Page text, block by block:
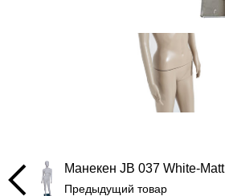
Манекен JB 037 White-Matt
Предыдущий товар